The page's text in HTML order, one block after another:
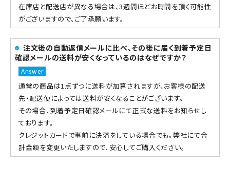
在庫店と配送店が異なる場合は、3週間ほどお時間を頂く可能性
がございますので、ご了承願います。
注文後の自動返信メールに比べ、その後に届く到着予定日
確認メールの送料が安くなっているのはなぜですか？
通常の商品は1点ずつに送料が加算されますが、お客様の配送
先・配送便によっては送料が安くなることがございます。
その場合、到着予定日確認メールにて正式な送料をお知らせし
ております。
クレジットカードで事前に決済をしている場合でも。弊社にて合
計金額を変更いたしますので、安心してご購入ください。